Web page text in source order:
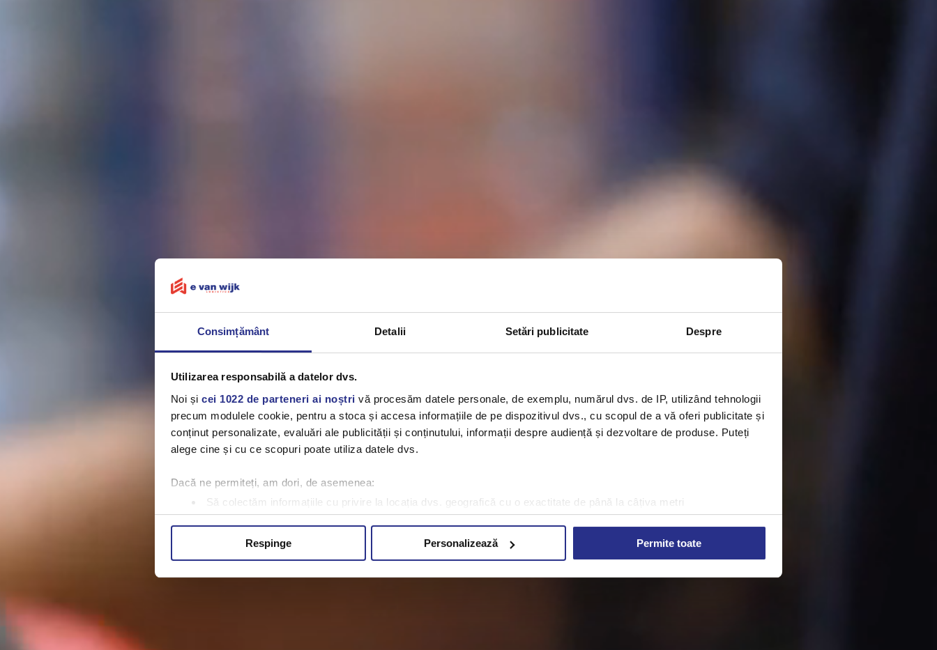
Consimțământ Detalii Setări publicitate Despre
Utilizarea responsabilă a datelor dvs.
Noi și cei 1022 de parteneri ai noștri vă procesăm datele personale, de exemplu, numărul dvs. de IP, utilizând tehnologii
precum modulele cookie, pentru a stoca și accesa informațiile de pe dispozitivul dvs., cu scopul de a vă oferi publicitate și
conținut personalizate, evaluări ale publicității și conținutului, informații despre audiență și dezvoltare de produse. Puteți
alege cine și cu ce scopuri poate utiliza datele dvs.
Dacă ne permiteți, am dori, de asemenea:
Să colectăm informațiile cu privire la locația dvs. geografică cu o exactitate de până la câțiva metri
Să vă identificăm dispozitivul scanândul-l în mod activ după caracteristici specifice (amprentare)
Găsiți mai multe informații despre procesarea datelor dvs. personale și configurați-vă preferințele la
secțiunea cu detalii
Respinge Personalizează Permite toate